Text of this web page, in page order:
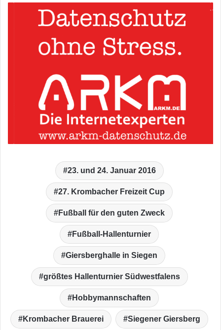
23. und 24. Januar 2016
27. Krombacher Freizeit Cup
Fußball für den guten Zweck
Fußball-Hallenturnier
Giersberghalle in Siegen
größtes Hallenturnier Südwestfalens
Hobbymannschaften
Krombacher Brauerei Siegener Giersberg